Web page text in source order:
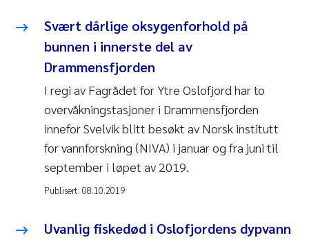
Svært dårlige oksygenforhold på
bunnen i innerste del av
Drammensfjorden
I regi av Fagrådet for Ytre Oslofjord har to
overvåkningstasjoner i Drammensfjorden
innefor Svelvik blitt besøkt av Norsk institutt
for vannforskning (NIVA) i januar og fra juni til
september i løpet av 2019.
Publisert: 08.10.2019
Uvanlig fiskedød i Oslofjordens dypvann